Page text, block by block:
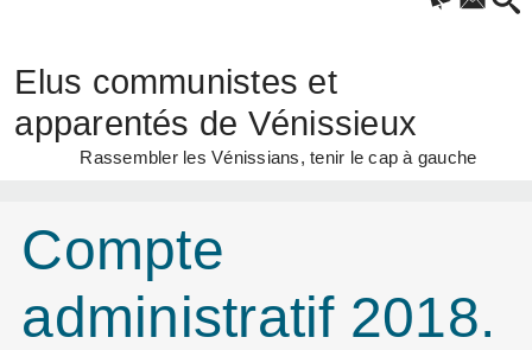
Elus communistes et
apparentés de Vénissieux
Rassembler les Vénissians, tenir le cap à gauche
Compte
administratif 2018.